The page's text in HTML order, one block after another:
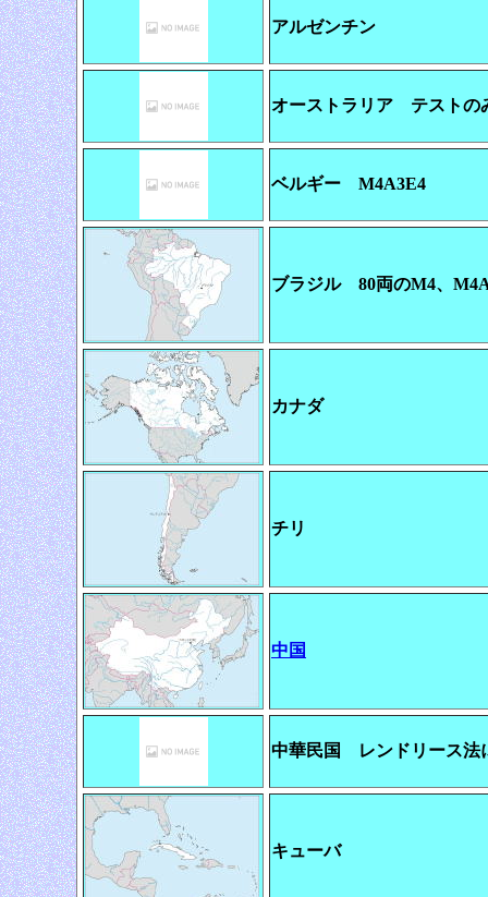
アルゼンチン
オーストラリア テストの
ベルギー M4A3E4
ブラジル 80両のM4、
カナダ
チリ
中国
中華民国 レンドリース法
キューバ